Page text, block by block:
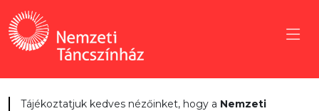
Tájékoztatjuk kedves nézőinket, hogy a Nemzeti